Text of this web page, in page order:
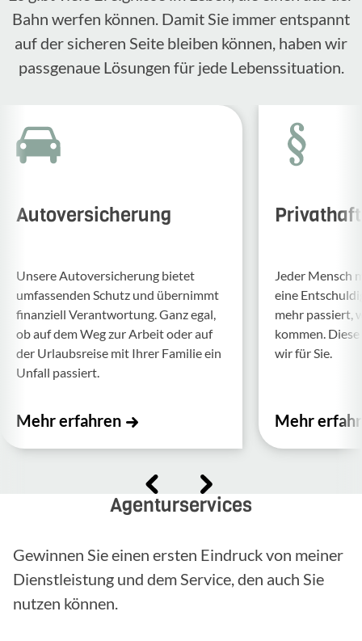
Bahn werfen können. Damit Sie immer entspannt
auf der sicheren Seite bleiben können, haben wir
passgenaue Lösungen für jede Lebenssituation.
Autoversicherung
Unsere Auto­ver­si­che­rung bietet
umfas­senden Schutz und über­nimmt
finan­ziell Verant­wor­tung. Ganz egal,
ob auf dem Weg zur Arbeit oder auf
der Urlaubs­reise mit Ihrer Familie ein
Unfall passiert.
Mehr erfahren
Jeder Mensch
eine
mehr passiert,
kommen.
wir für Sie.
Mehr
Agenturservices
Gewinnen Sie einen ersten Eindruck von meiner
Dienstleistung und dem Service, den auch Sie
nutzen können.